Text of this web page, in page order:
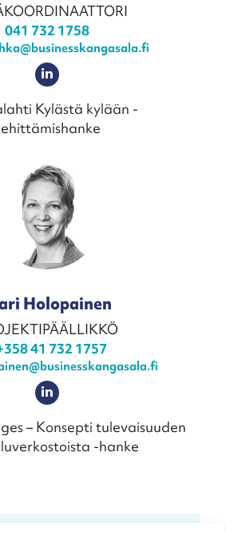
041 732 1758
Kylästä kylään -
Holopainen
41 732 1757
– Konsepti tulevaisuuden
-hanke